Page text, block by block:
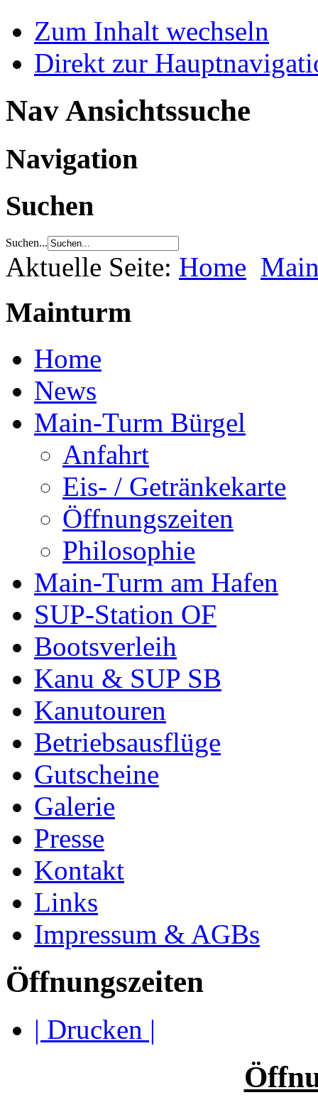
Zum Inhalt wechseln
Direkt zur
Nav Ansichtssuche
Navigation
Suchen
Suchen...
Aktuelle Seite: Home
Mainturm
Home
News
Main-Turm Bürgel
Anfahrt
Eis- / Getränkekarte
Öffnungszeiten
Philosophie
Main-Turm am Hafen
SUP-Station OF
Bootsverleih
Kanu & SUP SB
Kanutouren
Betriebsausflüge
Gutscheine
Galerie
Presse
Kontakt
Links
Impressum & AGBs
Öffnungszeiten
| Drucken |